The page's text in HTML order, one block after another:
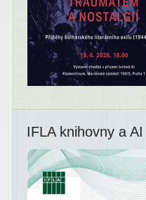
IFLA knihovny a